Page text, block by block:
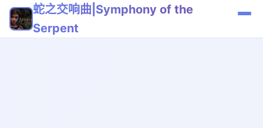
蛇之交响曲|Symphony of the
Serpent